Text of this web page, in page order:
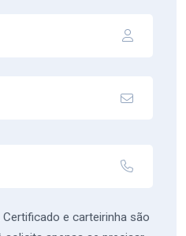
Certificado e carteirinha são